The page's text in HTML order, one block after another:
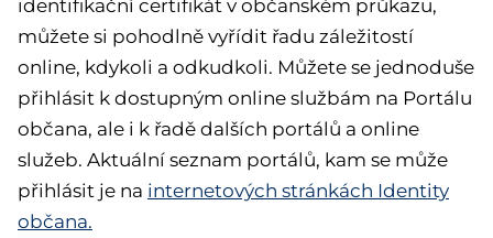
identifikační certifikát v občanském průkazu,
můžete si pohodlně vyřídit řadu záležitostí
online, kdykoli a odkudkoli. Můžete se jednoduše
přihlásit k dostupným online službám na Portálu
občana, ale i k řadě dalších portálů a online
služeb. Aktuální seznam portálů, kam se může
přihlásit je na internetových stránkách Identity
občana.